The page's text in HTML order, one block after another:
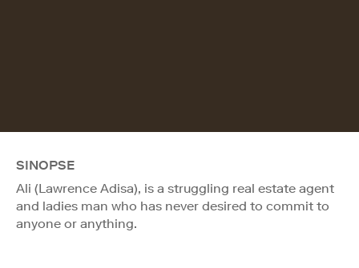
SINOPSE
Ali (Lawrence Adisa), is a struggling real estate agent
and ladies man who has never desired to commit to
anyone or anything.